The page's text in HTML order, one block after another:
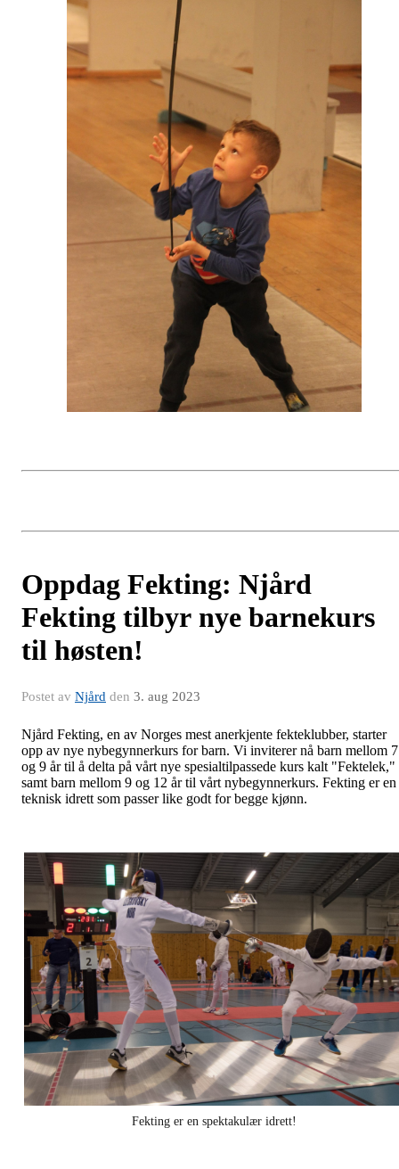
Oppdag Fekting: Njård
Fekting tilbyr nye barnekurs
til høsten!
Postet av Njård den 3. aug 2023
Njård Fekting, en av Norges mest anerkjente fekteklubber, starter
opp av nye nybegynnerkurs for barn. Vi inviterer nå barn mellom 7
og 9 år til å delta på vårt nye spesialtilpassede kurs kalt "Fektelek,"
samt barn mellom 9 og 12 år til vårt nybegynnerkurs. Fekting er en
teknisk idrett som passer like godt for begge kjønn.
Fekting er en spektakulær idrett!